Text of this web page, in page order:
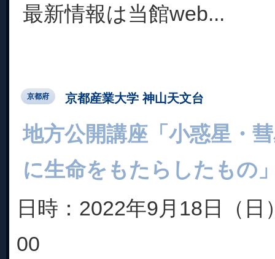
最新情報は当館web...
京都府 京都産業大学 神山天文台
地方公開講座「小惑星・
に生命をもたらしたもの
日時：2022年9月18日（日
00